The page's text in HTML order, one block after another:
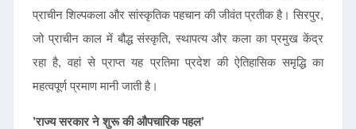
प्राचीन शिल्पकला और सांस्कृतिक पहचान की जीवंत प्रतीक है। सिरपुर,
जो प्राचीन काल में बौद्ध संस्कृति, स्थापत्य और कला का प्रमुख केंद्र
रहा है, वहां से प्राप्त यह प्रतिमा प्रदेश की ऐतिहासिक समृद्धि का
महत्वपूर्ण प्रमाण मानी जाती है।
’राज्य सरकार ने शुरू की औपचारिक पहल’